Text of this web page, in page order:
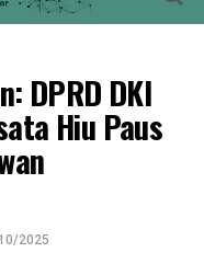
DPRD DKI
Hiu Paus
2025